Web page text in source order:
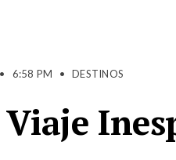
• 6:58 PM • DESTINOS